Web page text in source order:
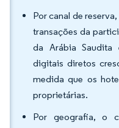
Por canal de
transações da
da Arábia Saudita
digitais diretos
medida que os
proprietárias.
Por geografia, o